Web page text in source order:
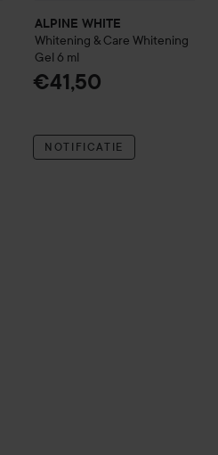
ALPINE WHITE
Whitening & Care Whitening
Gel 6 ml
€41,50
NOTIFICATIE